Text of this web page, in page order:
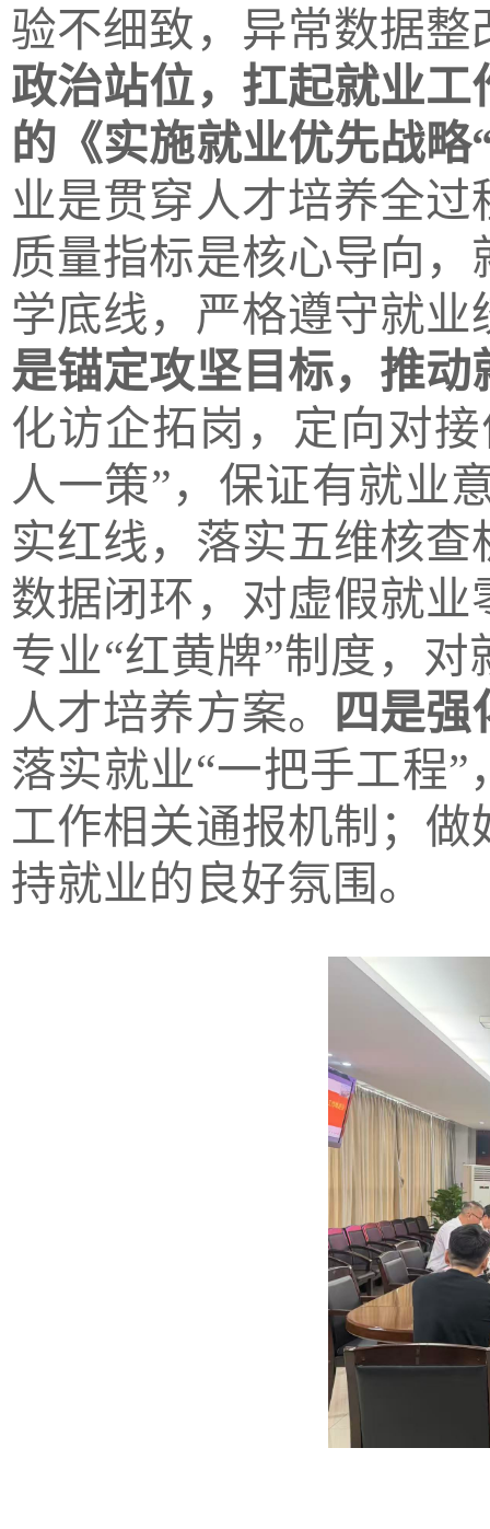
验不细致，异常数据
政治站位，扛起就业工
的《实施就业优先战
业是贯穿人才培养全
质量指标是核心导向
学底线，严格遵守就
是锚定攻坚目标，推动
化访企拓岗，定向对
人一策”，保证有就业
实红线，落实五维核
数据闭环，对虚假就业
专业“红黄牌”制度，
人才培养方案。
四是
落实就业“一把手工程
工作相关通报机制；
持就业的良好氛围。